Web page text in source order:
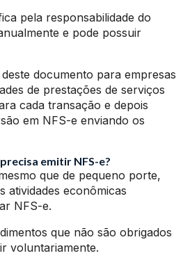
pela responsabilidade do
e pode possuir
documento para empresas
de prestações de serviços
cada transação e depois
em NFS-e enviando os
emitir NFS-e?
que de pequeno porte,
atividades econômicas
NFS-e.
que não são obrigados
voluntariamente.